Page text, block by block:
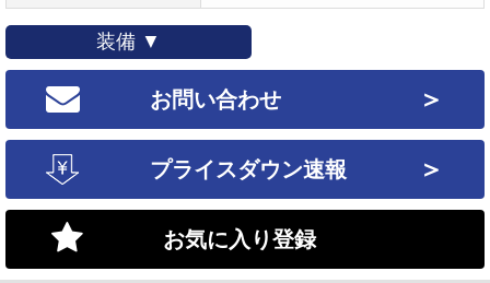
装備 ▼
お問い合わせ ＞
プライスダウン速報 ＞
お気に入り登録